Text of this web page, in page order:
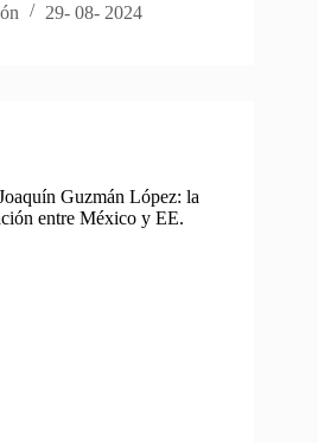
29- 08- 2024
Guzmán López: la
entre México y EE.